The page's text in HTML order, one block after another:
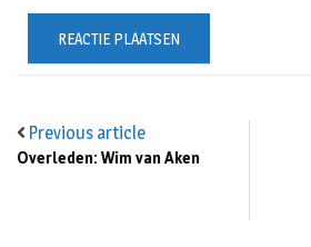
Previous article
Overleden: Wim van Aken